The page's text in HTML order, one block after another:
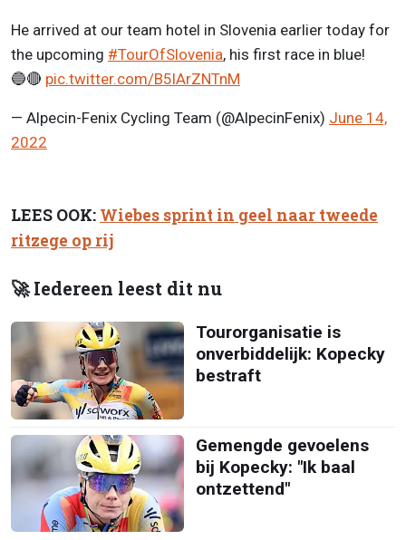
He arrived at our team hotel in Slovenia earlier today for
the upcoming #TourOfSlovenia, his first race in blue!
🔵🔴 pic.twitter.com/B5lArZNTnM
— Alpecin-Fenix Cycling Team (@AlpecinFenix) June 14,
2022
LEES OOK: Wiebes sprint in geel naar tweede
ritzege op rij
🚀 Iedereen leest dit nu
Tourorganisatie is
onverbiddelijk: Kopecky
bestraft
Gemengde gevoelens
bij Kopecky: "Ik baal
ontzettend"